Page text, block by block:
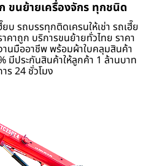
ขนย้ายเครื่องจักร ทุกชนิด
ยบ รถบรรทุกติดเครนให้เช่า รถเฮี๊ย
คาถูก บริการขนย้ายทั่วไทย ราคา
นมืออาชีพ พร้อมผ้าใบคลุมสินค้า
มีประกันสินค้าให้ลูกค้า 1 ล้านบาท
ร 24 ชั่วโมง